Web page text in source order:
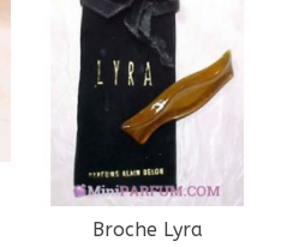
Broche Lyra